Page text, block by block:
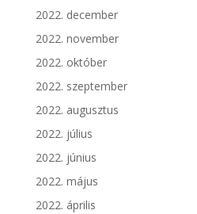
2022. december
2022. november
2022. október
2022. szeptember
2022. augusztus
2022. július
2022. június
2022. május
2022. április